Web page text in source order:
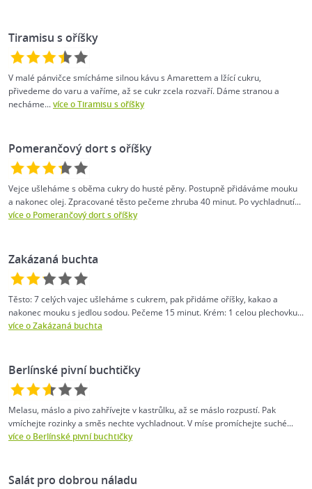
Tiramisu s oříšky
V malé pánvičce smícháme silnou kávu s Amarettem a lžící cukru,
přivedeme do varu a vaříme, až se cukr zcela rozvaří. Dáme stranou a
necháme...více o Tiramisu s oříšky
Pomerančový dort s oříšky
Vejce ušleháme s oběma cukry do husté pěny. Postupně přidáváme mouku
a nakonec olej. Zpracované těsto pečeme zhruba 40 minut. Po vychladnutí...
více o Pomerančový dort s oříšky
Zakázaná buchta
Těsto: 7 celých vajec ušleháme s cukrem, pak přidáme oříšky, kakao a
nakonec mouku s jedlou sodou. Pečeme 15 minut. Krém: 1 celou plechovku...
více o Zakázaná buchta
Berlínské pivní buchtičky
Melasu, máslo a pivo zahřívejte v kastrůlku, až se máslo rozpustí. Pak
vmíchejte rozinky a směs nechte vychladnout. V míse promíchejte suché...
více o Berlínské pivní buchtičky
Salát pro dobrou náladu